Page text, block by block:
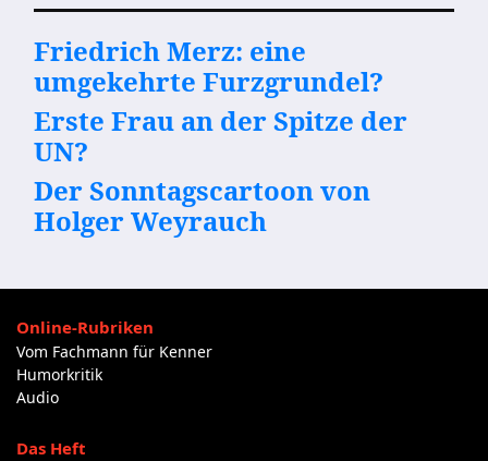
Friedrich Merz: eine
umgekehrte Furzgrundel?
Erste Frau an der Spitze der
UN?
Der Sonntagscartoon von
Holger Weyrauch
Online-Rubriken
Vom Fachmann für Kenner
Humorkritik
Audio
Das Heft